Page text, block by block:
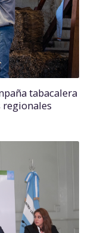
tabacalera